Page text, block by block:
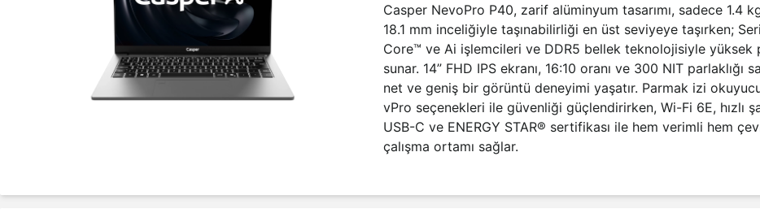
Casper NevoPro P40, zarif alüminyum tasarımı, sadece 1.4 kg
18.1 mm inceliğiyle taşınabilirliği en üst seviyeye taşırken;
Core™ ve Ai işlemcileri ve DDR5 bellek teknolojisiyle yüksek
sunar. 14” FHD IPS ekranı, 16:10 oranı ve 300 NIT parlaklığı
net ve geniş bir görüntü deneyimi yaşatır. Parmak izi
vPro seçenekleri ile güvenliği güçlendirirken, Wi-Fi 6E, hızlı
USB-C ve ENERGY STAR® sertifikası ile hem verimli hem
çalışma ortamı sağlar.